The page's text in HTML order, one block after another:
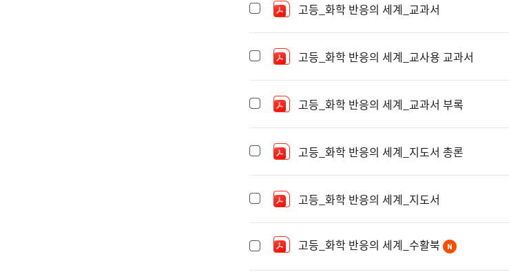
고등_화학 반응의 세계_교과서
고등_화학 반응의 세계_교사용 교과서
고등_화학 반응의 세계_교과서 부록
고등_화학 반응의 세계_지도서 총론
고등_화학 반응의 세계_지도서
고등_화학 반응의 세계_수활북